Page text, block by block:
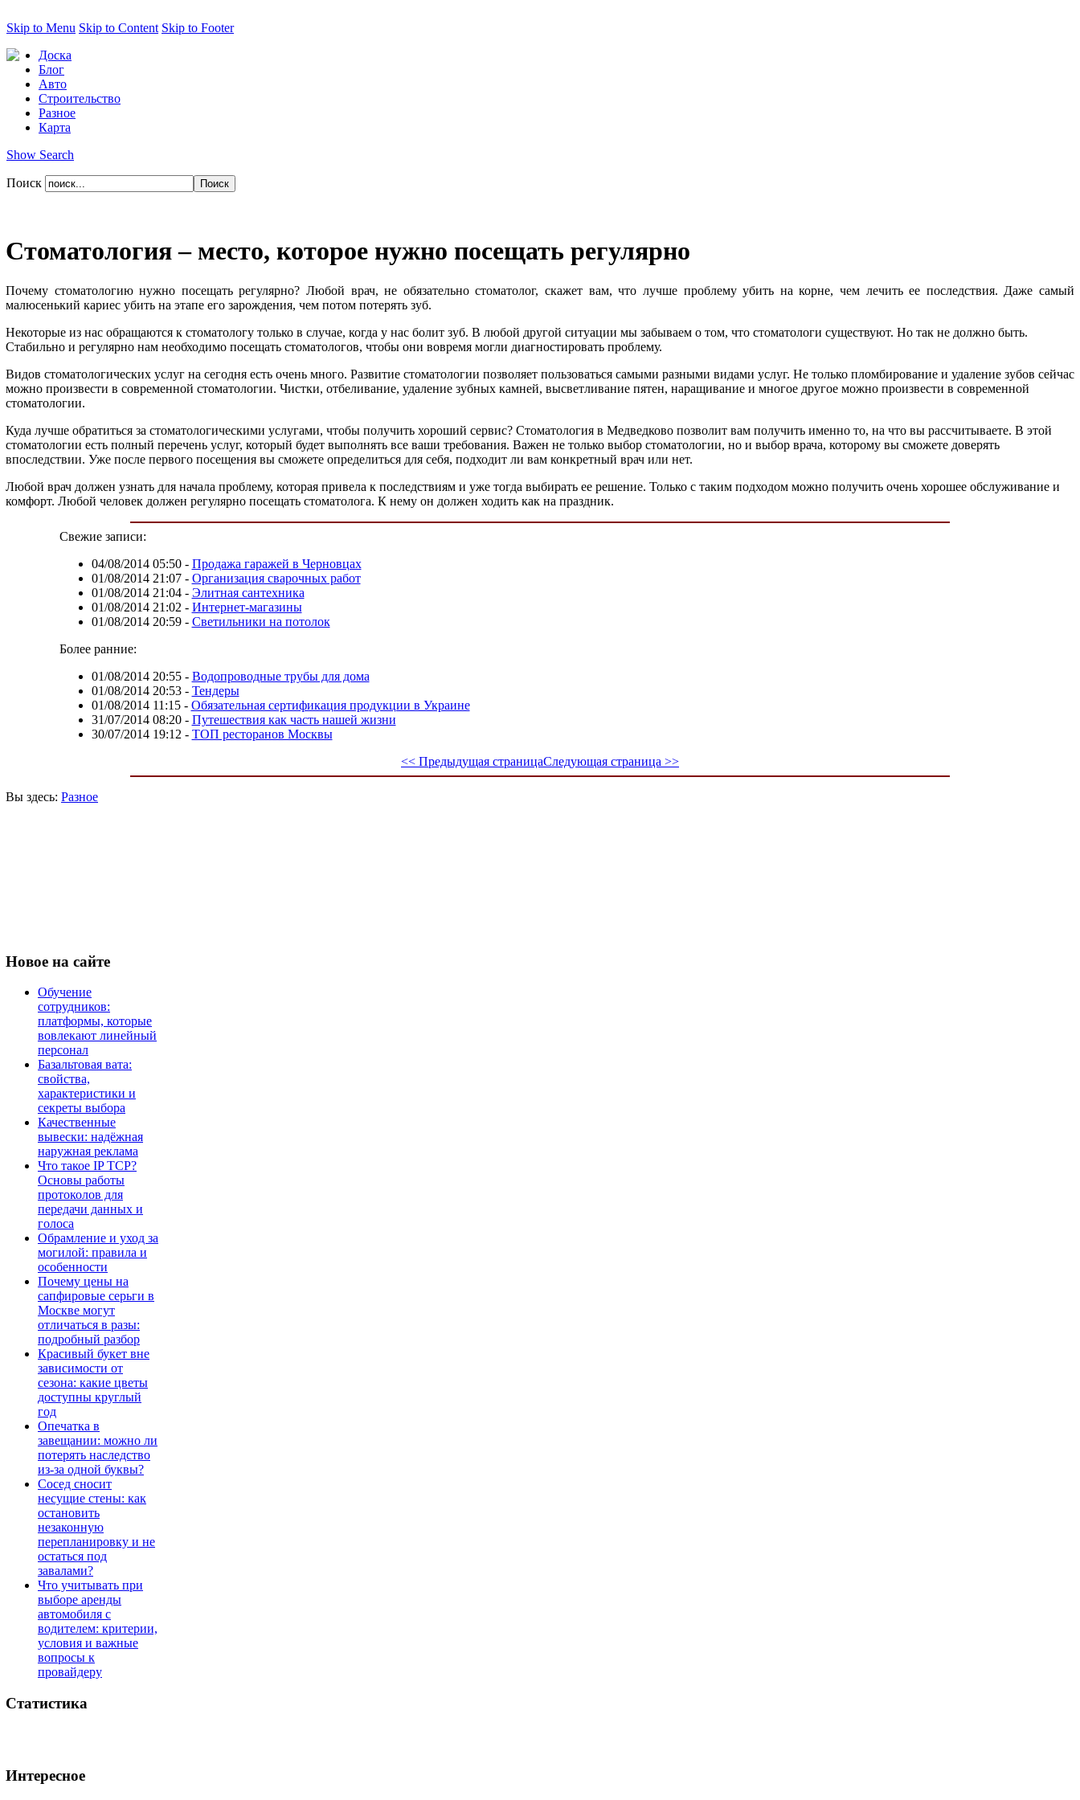
Skip to Menu Skip to Content Skip to Footer
Доска
Блог
Авто
Строительство
Разное
Карта
Show Search
Поиск
Стоматология – место, которое нужно посещать регулярно
Почему стоматологию нужно посещать регулярно? Любой врач, не обязательно стоматолог, скажет вам, что лучше проблему убить на корне, чем лечить ее последствия. Даже самый
малюсенький кариес убить на этапе его зарождения, чем потом потерять зуб.
Некоторые из нас обращаются к стоматологу только в случае, когда у нас болит зуб. В любой другой ситуации мы забываем о том, что стоматологи существуют. Но так не должно быть.
Стабильно и регулярно нам необходимо посещать стоматологов, чтобы они вовремя могли диагностировать проблему.
Видов стоматологических услуг на сегодня есть очень много. Развитие стоматологии позволяет пользоваться самыми разными видами услуг. Не только пломбирование и удаление зубов сейчас
можно произвести в современной стоматологии. Чистки, отбеливание, удаление зубных камней, высветливание пятен, наращивание и многое другое можно произвести в современной
стоматологии.
Куда лучше обратиться за стоматологическими услугами, чтобы получить хороший сервис? Стоматология в Медведково позволит вам получить именно то, на что вы рассчитываете. В этой
стоматологии есть полный перечень услуг, который будет выполнять все ваши требования. Важен не только выбор стоматологии, но и выбор врача, которому вы сможете доверять
впоследствии. Уже после первого посещения вы сможете определиться для себя, подходит ли вам конкретный врач или нет.
Любой врач должен узнать для начала проблему, которая привела к последствиям и уже тогда выбирать ее решение. Только с таким подходом можно получить очень хорошее обслуживание и
комфорт. Любой человек должен регулярно посещать стоматолога. К нему он должен ходить как на праздник.
Свежие записи:
04/08/2014 05:50- Продажа гаражей в Черновцах
01/08/2014 21:07- Организация сварочных работ
01/08/2014 21:04- Элитная сантехника
01/08/2014 21:02 - Интернет-магазины
01/08/2014 20:59- Светильники на потолок
Более ранние:
01/08/2014 20:55- Водопроводные трубы для дома
01/08/2014 20:53- Тендеры
01/08/2014 11:15- Обязательная сертификация продукции в Украине
31/07/2014 08:20- Путешествия как часть нашей жизни
30/07/2014 19:12 - ТОП ресторанов Москвы
<< Предыдущая страницаСледующая страница >>
Вы здесь: Разное
Новое на сайте
Обучение
сотрудников:
платформы, которые
вовлекают линейный
персонал
Базальтовая вата:
свойства,
характеристики и
секреты выбора
Качественные
вывески: надёжная
наружная реклама
Что такое IP TCP?
Основы работы
протоколов для
передачи данных и
голоса
Обрамление и уход за
могилой: правила и
особенности
Почему цены на
сапфировые серьги в
Москве могут
отличаться в разы:
подробный разбор
Красивый букет вне
зависимости от
сезона: какие цветы
доступны круглый
год
Опечатка в
завещании: можно ли
потерять наследство
из-за одной буквы?
Сосед сносит
несущие стены: как
остановить
незаконную
перепланировку и не
остаться под
завалами?
Что учитывать при
выборе аренды
автомобиля с
водителем: критерии,
условия и важные
вопросы к
провайдеру
Статистика
Интересное